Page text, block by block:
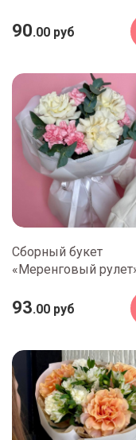
90.00 руб
Сборный букет
«Меренговый
93.00 руб